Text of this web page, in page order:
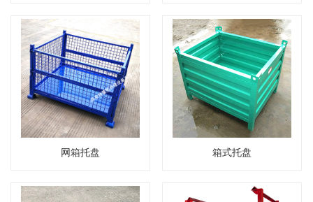
网箱托盘 箱式托盘